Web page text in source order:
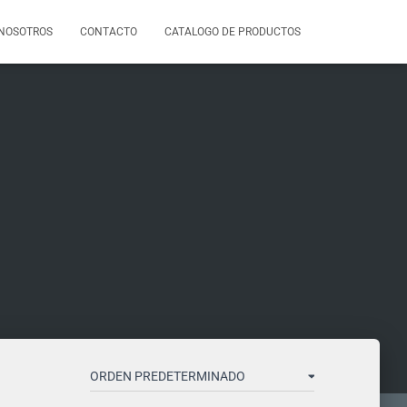
CONTACTO CATALOGO DE PRODUCTOS